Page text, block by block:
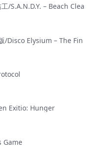
/S.A.N.D.Y. – Beach Clea
/Disco Elysium – The Fin
Exitio: Hunger
Game